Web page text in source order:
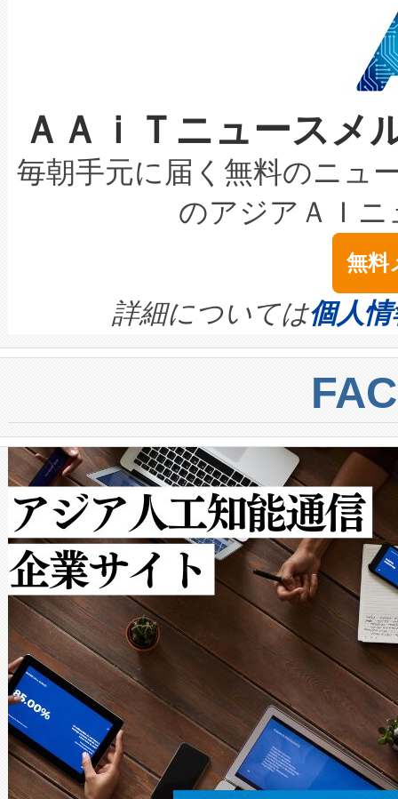
加組織は、Enzeneのバイオ
選定された製品について、自
取得できる可能性もあります
設には、3億～4億ドルかか
最高経営責任者（CEO）であ
す。「当社のfully-connected
ームを利用すれば、6,000万
きます。この効率性は、フェ
事業者の負担軽減という課題
系統連系を迅速にし、ピーク
限を超えて利用可能な電力容
持できるよう貢献します。こ
ービスレベル契約（SLA）違
テリー性能の劣化によるダウ
念は、現在データセンターが
ます。 Voltaiq provides a
quality and reliability for AI
BESS stack to ensure battery
centers. Voltaiqは、ai&のAI
からシステム統合、試運転、
クルの各段階のデータを監視
[…]
狭視野のFOVを切り替えるこ
ケーブル、枝などの細かな対
なレーザースポットにより、
な環境下でも豊かなディテー
キロメートル範囲を検出
LiDAR for Inspections,
は1535 nmレーザーを搭載。
イズの小径化を実現すること
す。ノーマルモードでは、
ートル先まで検出でき、これ
トに対して約600メートルに
では、反射率10％のターゲッ
で向上し、最大検知距離は
ットだけで最大1キロメート
ルの変電所周囲を監視でき、
作業と点群処理を簡素化でき
Avia 2は、2種類のFOVオプシ
× 80°のノーマルモード、長
ードを切り替えて使用するこ
ることなく、単一のデバイス
うにします。遠距離まで届く
ＡＡｉＴニュース
毎朝手元に届く無料のニュ
のアジアＡＩ
無料
詳細については個人